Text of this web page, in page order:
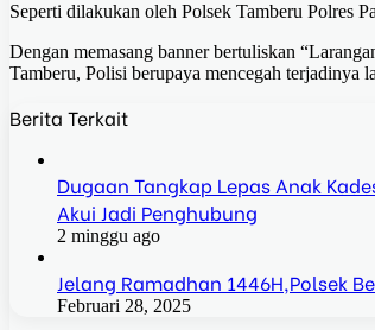
Seperti dilakukan oleh Polsek Tamberu Polres
Dengan memasang banner bertuliskan
Tamberu, Polisi berupaya mencegah terjadinya
Berita Terkait
Dugaan Tangkap Lepas Anak
Akui Jadi Penghubung
2 minggu ago
Jelang Ramadhan 1446H,Polsek
Februari 28, 2025